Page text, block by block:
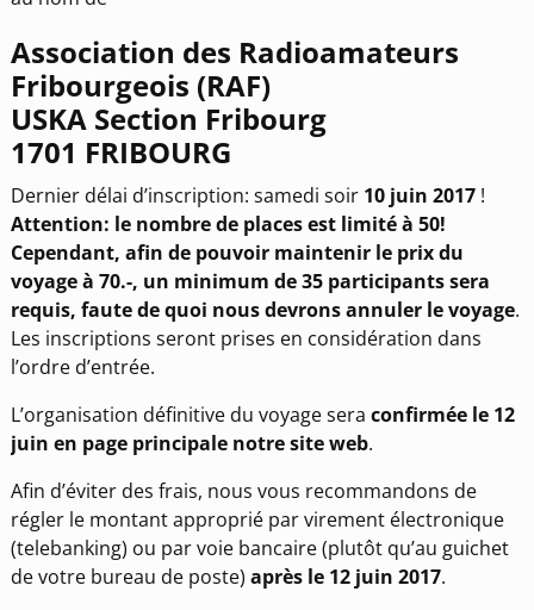
Association des Radioamateurs
Fribourgeois (RAF)
USKA Section Fribourg
1701 FRIBOURG
Dernier délai d’inscription: samedi soir 10 juin 2017!
Attention: le nombre de places est limité à 50!
Cependant, afin de pouvoir maintenir le prix du
voyage à 70.-, un minimum de 35 participants sera
requis, faute de quoi nous devrons annuler le voyage.
Les inscriptions seront prises en considération dans
l’ordre d’entrée.
L’organisation définitive du voyage sera confirmée le 12
juin en page principale notre site web.
Afin d’éviter des frais, nous vous recommandons de
régler le montant approprié par virement électronique
(telebanking) ou par voie bancaire (plutôt qu’au guichet
de votre bureau de poste) après le 12 juin 2017.